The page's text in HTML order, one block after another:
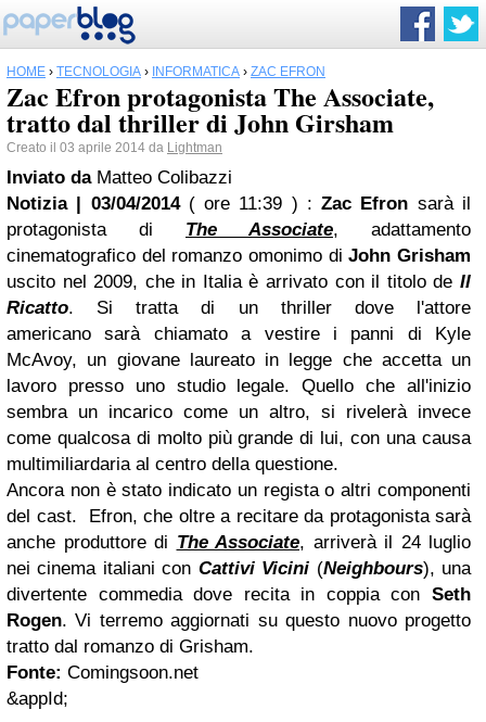
HOME › TECNOLOGIA › INFORMATICA › ZAC EFRON
Zac Efron protagonista The Associate,
tratto dal thriller di John Girsham
Creato il 03 aprile 2014 da Lightman
Inviato da Matteo Colibazzi
Notizia | 03/04/2014 ( ore 11:39 ) :Zac Efron sarà il
protagonista di
The Associate, adattamento
cinematografico del romanzo omonimo di John Grisham
uscito nel 2009, che in Italia è arrivato con il titolo de Il
Ricatto. Si tratta di un thriller dove l'attore
americano sarà chiamato a vestire i panni di Kyle
McAvoy, un giovane laureato in legge che accetta un
lavoro presso uno studio legale. Quello che all'inizio
sembra un incarico come un altro, si rivelerà invece
come qualcosa di molto più grande di lui, con una causa
multimiliardaria al centro della questione.
Ancora non è stato indicato un regista o altri componenti
del cast. Efron, che oltre a recitare da protagonista sarà
anche produttore di The Associate, arriverà il 24 luglio
nei cinema italiani con Cattivi Vicini (Neighbours), una
divertente commedia dove recita in coppia con Seth
Rogen. Vi terremo aggiornati su questo nuovo progetto
tratto dal romanzo di Grisham.
Fonte: Comingsoon.net
&appId;